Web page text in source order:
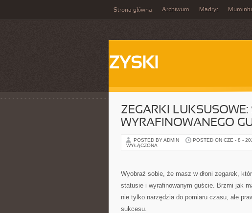
Strona główna Archiwum Madryt Muminki
ZYSKI
ZEGARKI LUKSUSOWE:
WYRAFINOWANEGO
POSTED BY ADMIN POSTED ON CZE - 8 -
WYŁĄCZONA
Wyobraź sobie, że masz w dłoni zegarek,
statusie i wyrafinowanym guście. Brzmi jak
nie tylko narzędzia do pomiaru czasu, ale
sukcesu.